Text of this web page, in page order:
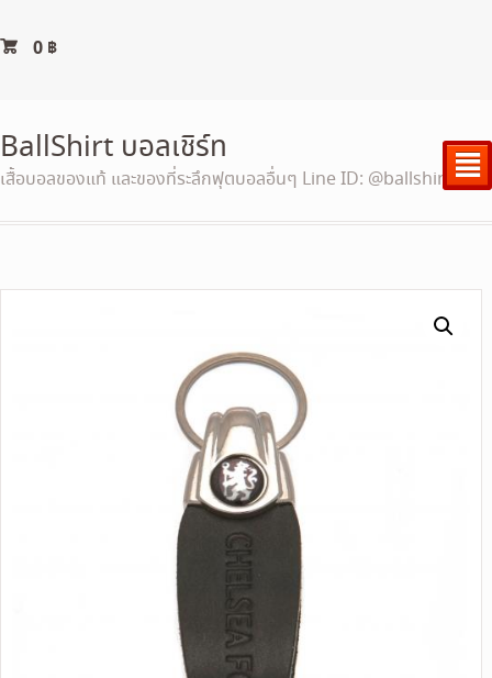
0 ฿
BallShirt บอลเชิร์ท
เสื้อบอลของแท้ และของที่ระลึกฟุตบอลอื่นๆ Line ID: @ballshirt²